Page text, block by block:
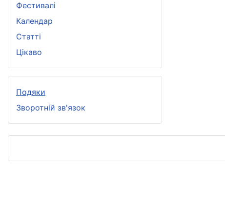
Фестивалі
Календар
Статті
Цікаво
Подяки
Зворотній зв'язок